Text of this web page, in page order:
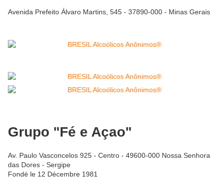
Avenida Prefeito Álvaro Martins, 545 - 37890-000 - Minas Gerais
Grupo "Fé e Açao"
Av. Paulo Vasconcelos 925 - Centro - 49600-000 Nossa Senhora
das Dores - Sergipe
Fondé le 12 Décembre 1981